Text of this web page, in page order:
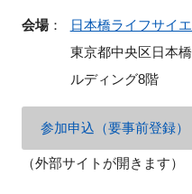
会場：
日本橋ライフサイ
東京都中央区日本
ルディング8階
参加申込（要事前登録）
（外部サイトが開きます）